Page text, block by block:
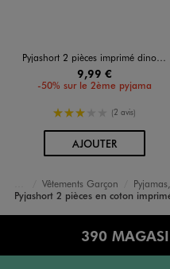
Pyjashort 2 pièces imprimé dinosaures bébé
9,99 €
-50% sur le 2ème pyjama
3/5 de moyenne
(2 avis)
AJOUTERAU PANIER
Accueil
Bébé
Vêtements Garçon
Pyjashort 2 pièces en coton
390